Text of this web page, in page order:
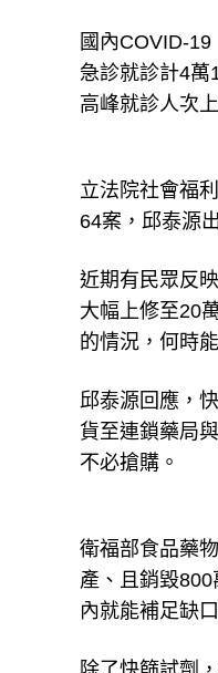
國內COVID-
急診就診計4萬
高峰就診人次
立法院社會福
64案，邱泰源
近期有民眾反
大幅上修至20
的情況，何時
邱泰源回應，
貨至連鎖藥局
不必搶購。
衛福部食品藥
產、且銷毀
內就能補足缺口